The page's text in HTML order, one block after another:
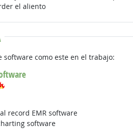
el aliento
software como este en el trabajo:
record EMR software
software